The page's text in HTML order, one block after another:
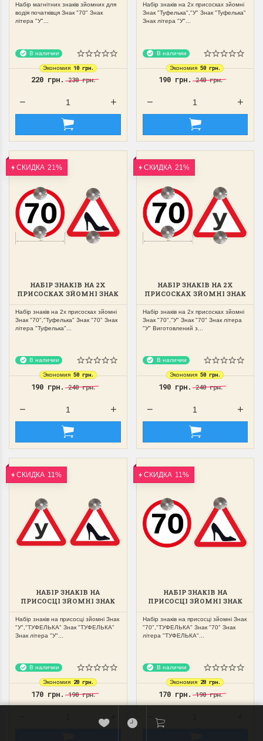
Набір магнітних знаків зйомних для
водія початківця Знак "70" Знак
літера "У"...
В наличии
Экономия 10 грн.
220 грн.230 грн.
Набір знаків на 2х присосках зйомні
Знак "Туфелька","У" Знак "Туфелька"
Знак літера "У"...
В наличии
Экономия 50 грн.
190 грн.240 грн.
СКИДКА 21%
НАБІР ЗНАКІВ НА 2Х
ПРИСОСКАХ ЗЙОМНІ ЗНАК
Набір знаків на 2х присосках зйомні
Знак "70","Туфелька" Знак "70" Знак
літера "Туфелька"...
В наличии
Экономия 50 грн.
190 грн.240 грн.
СКИДКА 21%
НАБІР ЗНАКІВ НА 2Х
ПРИСОСКАХ ЗЙОМНІ ЗНАК
Набір знаків на 2х присосках зйомні
Знак "70","У" Знак "70" Знак літера
"У" Виготовлений з...
В наличии
Экономия 50 грн.
190 грн.240 грн.
СКИДКА 11%
НАБІР ЗНАКІВ НА
ПРИСОСЦІ ЗЙОМНІ ЗНАК
Набір знаків на присосці зйомні Знак
"У","ТУФЕЛЬКА" Знак "ТУФЕЛЬКА"
Знак літера "У"...
В наличии
Экономия 20 грн.
170 грн.190 грн.
СКИДКА 11%
НАБІР ЗНАКІВ НА
ПРИСОСЦІ ЗЙОМНІ ЗНАК
Набір знаків на присосці зйомні Знак
"70","ТУФЕЛЬКА" Знак "70" Знак
літера "ТУФЕЛЬКА"...
В наличии
Экономия 20 грн.
170 грн.190 грн.